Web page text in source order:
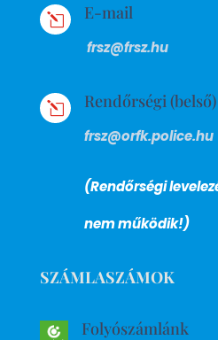
l E-mail
frsz@frsz.hu
l Rendőrségi (belső)
frsz@orfk.police.hu
(Rendőrségi
nem működik!)
SZÁMLASZÁMOK
Folyószámlánk